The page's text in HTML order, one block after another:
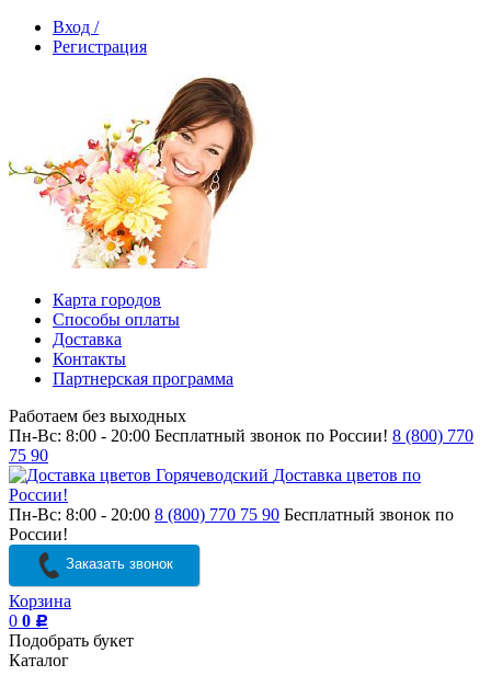
Вход /
Регистрация
Карта городов
Способы оплаты
Доставка
Контакты
Партнерская программа
Работаем без выходных
Пн-Вс: 8:00 - 20:00 Бесплатный звонок по России! 8 (800) 770
75 90
Доставка цветов по
России!
Пн-Вс: 8:00 - 20:00 8 (800) 770 75 90 Бесплатный звонок по
России!
Заказать звонок
Корзина
0 0 Р
Подобрать букет
Каталог